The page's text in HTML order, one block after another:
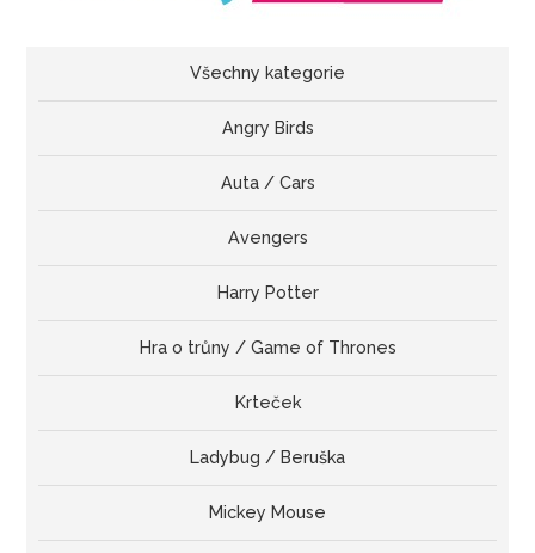
Všechny kategorie
Angry Birds
Auta / Cars
Avengers
Harry Potter
Hra o trůny / Game of Thrones
Krteček
Ladybug / Beruška
Mickey Mouse